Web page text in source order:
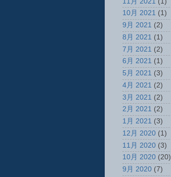
10月 2021 (1)
9月 2021 (2)
8月 2021 (1)
7月 2021 (2)
6月 2021 (1)
5月 2021 (3)
4月 2021 (2)
3月 2021 (2)
2月 2021 (2)
1月 2021 (3)
12月 2020 (1)
11月 2020 (3)
10月 2020 (20)
9月 2020 (7)